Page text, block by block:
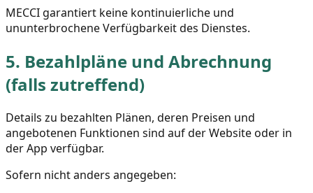
MECCI garantiert keine kontinuierliche und
ununterbrochene Verfügbarkeit des Dienstes.
5. Bezahlpläne und Abrechnung
(falls zutreffend)
Details zu bezahlten Plänen, deren Preisen und
angebotenen Funktionen sind auf der Website oder in
der App verfügbar.
Sofern nicht anders angegeben: